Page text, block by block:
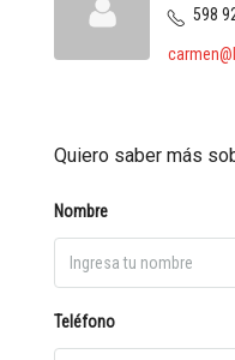
598
Quiero saber más
Nombre
Teléfono